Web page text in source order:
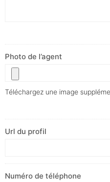
Photo de l’agent
Téléchargez une image
Url du profil
Numéro de téléphone